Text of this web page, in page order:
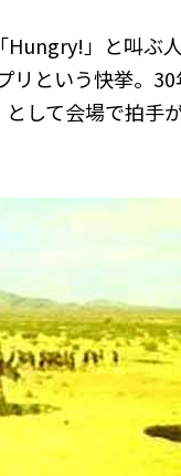
」と叫ぶ
リという快挙。
して会場で拍手